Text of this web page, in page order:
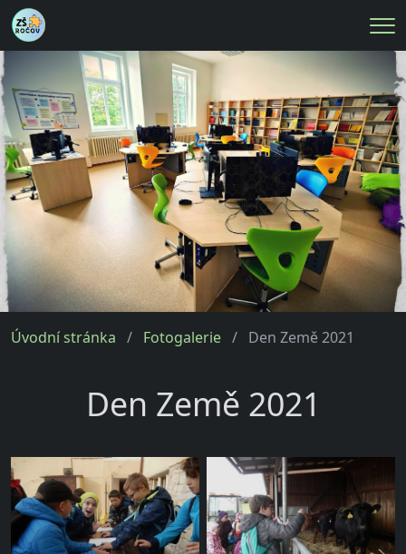
Úvodní stránka Fotogalerie Den Země 2021
Den Země 2021